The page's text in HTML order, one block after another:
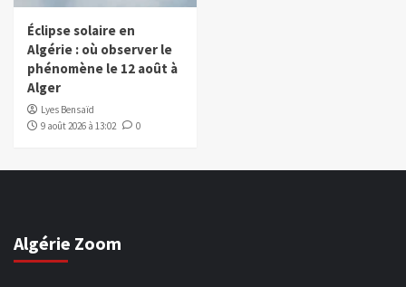
Éclipse solaire en
Algérie : où observer le
phénomène le 12 août à
Alger
Lyes Bensaïd
9 août 2026 à 13:02
0
Algérie Zoom